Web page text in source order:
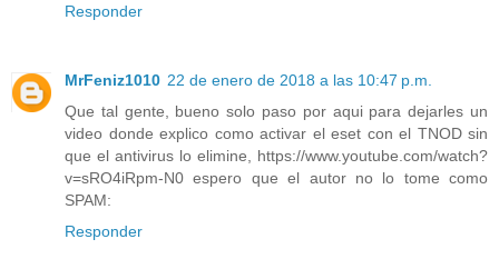
Responder
MrFeniz1010 22 de enero de 2018 a las 10:47 p.m.
Que tal gente, bueno solo paso por aqui para dejarles un
video donde explico como activar el eset con el TNOD sin
que el antivirus lo elimine, https://www.youtube.com/watch?
v=sRO4iRpm-N0 espero que el autor no lo tome como
SPAM:
Responder